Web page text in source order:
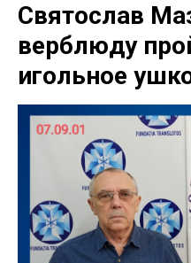
Святослав
верблюду
игольное